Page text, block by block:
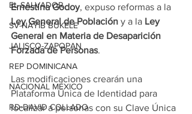
EL SALVADOR
SV-NAYIB BUKELE
JALISCO-ZAPOPAN
REP DOMINICANA
NACIONAL MÉXICO
RD-DAVID COLLADO
Ernestina Godoy, expuso reformas a la
Ley General de Población y a la Ley
General en Materia de Desaparición
Forzada de Personas.
Las modificaciones crearán una
Plataforma Única de Identidad para
localizar a personas con su Clave Única